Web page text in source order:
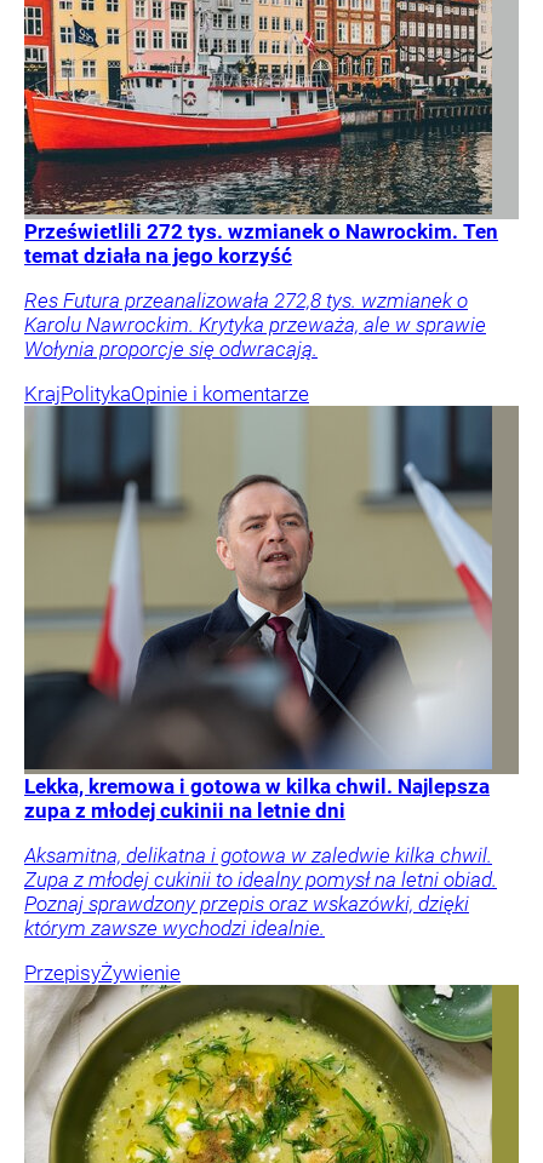
Prześwietlili 272 tys. wzmianek o Nawrockim. Ten
temat działa na jego korzyść
Res Futura przeanalizowała 272,8 tys. wzmianek o
Karolu Nawrockim. Krytyka przeważa, ale w sprawie
Wołynia proporcje się odwracają.
KrajPolitykaOpinie i komentarze
Lekka, kremowa i gotowa w kilka chwil. Najlepsza
zupa z młodej cukinii na letnie dni
Aksamitna, delikatna i gotowa w zaledwie kilka chwil.
Zupa z młodej cukinii to idealny pomysł na letni obiad.
Poznaj sprawdzony przepis oraz wskazówki, dzięki
którym zawsze wychodzi idealnie.
PrzepisyŻywienie